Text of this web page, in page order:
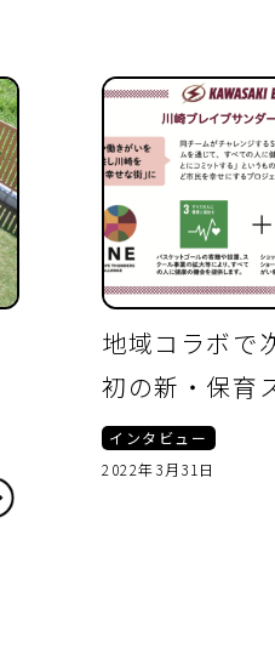
地域コラボで
初の新・保育
インタビュー
2022年3月31日